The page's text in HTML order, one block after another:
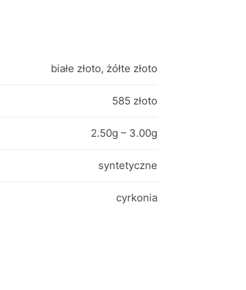
białe złoto, żółte złoto
585 złoto
2.50g – 3.00g
syntetyczne
cyrkonia